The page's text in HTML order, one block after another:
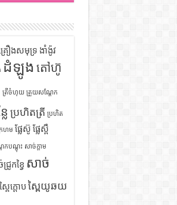
រឿងសមុទ្រ ងាំង៉ូវ
ដំឡូង តៅហ៊ូ
ត្រីចំហុយ ត្រួយសណ្តែក
ែ ប្រហិតត្រី ប្រហិត
រហម ផ្លែស៊ូ ផ្លែស្ពឺ
កបណ្តុះ សាច់ក្តាម
រូកខ្វៃ សាច់
ស្ពៃក្តោប ស្ពៃយូឆយ